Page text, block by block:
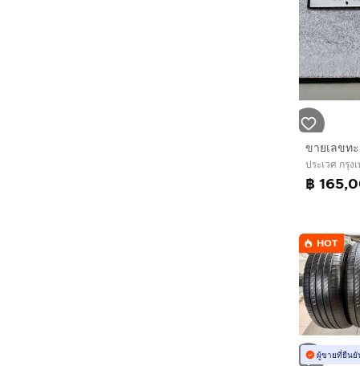
ประเวศ กรุ
฿
HOT
ผู้ขายที่ยืนยั